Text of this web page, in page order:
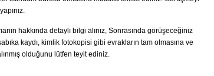
hakkında detaylı bilgi alınız, Sonrasında görüşeceğiniz
kaydı, kimlik fotokopisi gibi evrakların tam olmasına ve
olduğunu lütfen teyit ediniz.